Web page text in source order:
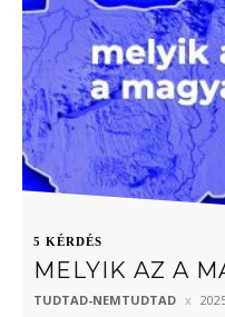
5 KÉRDÉS
MELYIK AZ A
TUDTAD-NEMTUDTAD